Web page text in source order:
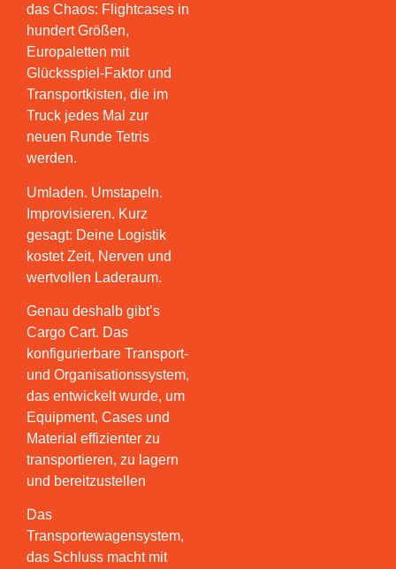
das Chaos: Flightcases in
hundert Größen,
Europaletten mit
Glücksspiel-Faktor und
Transportkisten, die im
Truck jedes Mal zur
neuen Runde Tetris
werden.
Umladen. Umstapeln.
Improvisieren. Kurz
gesagt: Deine Logistik
kostet Zeit, Nerven und
wertvollen Laderaum.
Genau deshalb gibt’s
Cargo Cart. Das
konfigurierbare Transport-
und Organisationssystem,
das entwickelt wurde, um
Equipment, Cases und
Material effizienter zu
transportieren, zu lagern
und bereitzustellen
Das
Transportewagensystem,
das Schluss macht mit